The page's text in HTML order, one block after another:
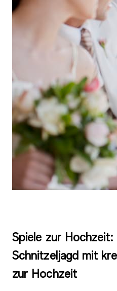
Spiele zur
Schnitzeljagd mit
zur Hochzeit